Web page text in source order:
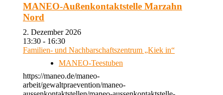
MANEO-Außenkontaktstelle Marzahn
Nord
2. Dezember 2026
13:30 - 16:30
Familien- und Nachbarschaftszentrum „Kiek in“
MANEO-Teestuben
https://maneo.de/maneo-
arbeit/gewaltpraevention/maneo-